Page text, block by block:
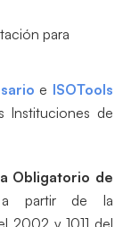
e ISOTools
Instituciones de
Obligatorio de
a partir de la
2002 y 1011 del